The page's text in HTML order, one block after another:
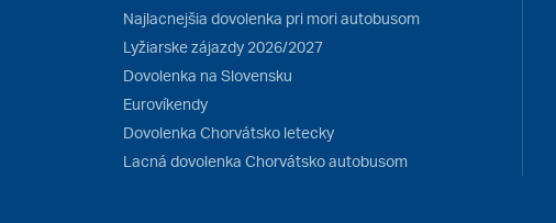
Najlacnejšia dovolenka pri mori autobusom
Lyžiarske zájazdy 2026/2027
Dovolenka na Slovensku
Eurovíkendy
Dovolenka Chorvátsko letecky
Lacná dovolenka Chorvátsko autobusom